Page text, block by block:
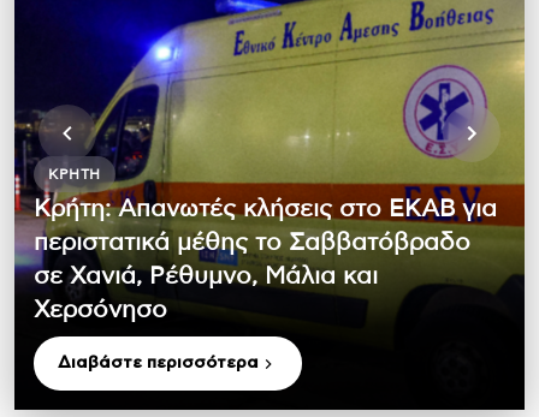
ΚΡΉΤΗ
Κρήτη: Απανωτές κλήσεις στο ΕΚΑΒ για
περιστατικά μέθης το Σαββατόβραδο
σε Χανιά, Ρέθυμνο, Μάλια και
Χερσόνησο
Διαβάστε περισσότερα